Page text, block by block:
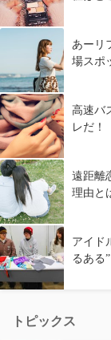
あーリ
場スポ
高速バ
レだ！
遠距離
理由と
アイド
るある
トピックス